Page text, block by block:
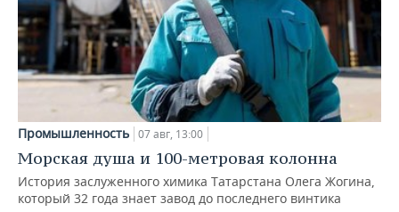
Промышленность 07 авг, 13:00
Морская душа и 100-метровая колонна
История заслуженного химика Татарстана Олега Жогина,
который 32 года знает завод до последнего винтика